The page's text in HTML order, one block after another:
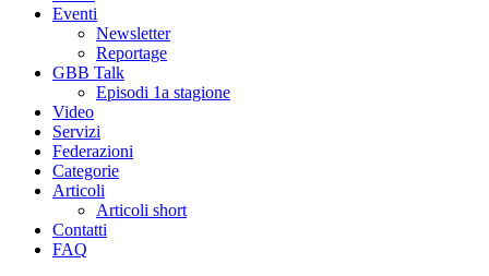
Eventi
Newsletter
Reportage
GBB Talk
Episodi 1a stagione
Video
Servizi
Federazioni
Categorie
Articoli
Articoli short
Contatti
FAQ